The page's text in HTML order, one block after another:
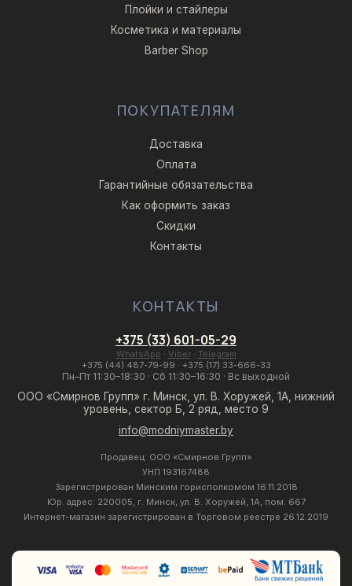
Плойки и стайлеры
Косметика и материалы
Barber Shop
ПОКУПАТЕЛЯМ
Доставка
Оплата
Гарантийные обязательства
Как оформить заказ
Скидки
Контакты
КОНТАКТЫ
+375 (33) 601-05-29
WhatsApp · Viber· Telegram
+375 (44) 487-79-99 · +375 (17) 33-666-33
Пн–Пт 11:30–18:30 · Сб 11:30–16:30 · Вс выходной
ООО «Смирнов Групп» г. Минск, ул. В. Хоружей, 1А, нижний
уровень, сектор Б, 2 ряд, место 9
info@modniymaster.by
Продавец: ООО «Смирнов Групп»
УНП 193167488
Зарегистрирован Минским горисполкомом 16.11.2018
Юр. адрес: 220005, г. Минск, ул. В. Хоружей, 1А, пом. 667
Интернет-магазин зарегистрирован в Торговом реестре 26.12.2019